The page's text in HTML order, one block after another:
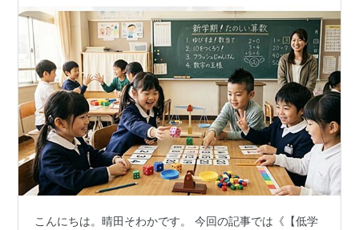
こんにちは。晴田そわかです。 今回の記事では《【低学